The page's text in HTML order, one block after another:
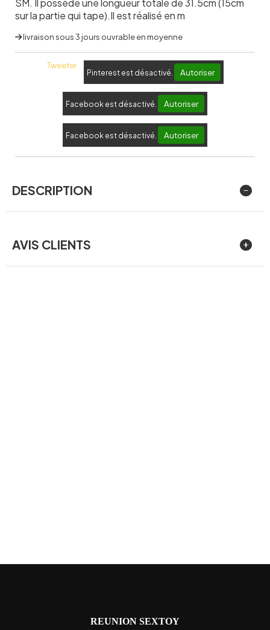
SM. Il possède une longueur totale de 31.5cm (15cm
sur la partie qui tape).Il est réalisé en m
livraison sous 3 jours ouvrable en moyenne
Tweeter
Pinterest est désactivé. Autoriser
Facebook est désactivé. Autoriser
Facebook est désactivé. Autoriser
DESCRIPTION
AVIS CLIENTS
REUNION SEXTOY